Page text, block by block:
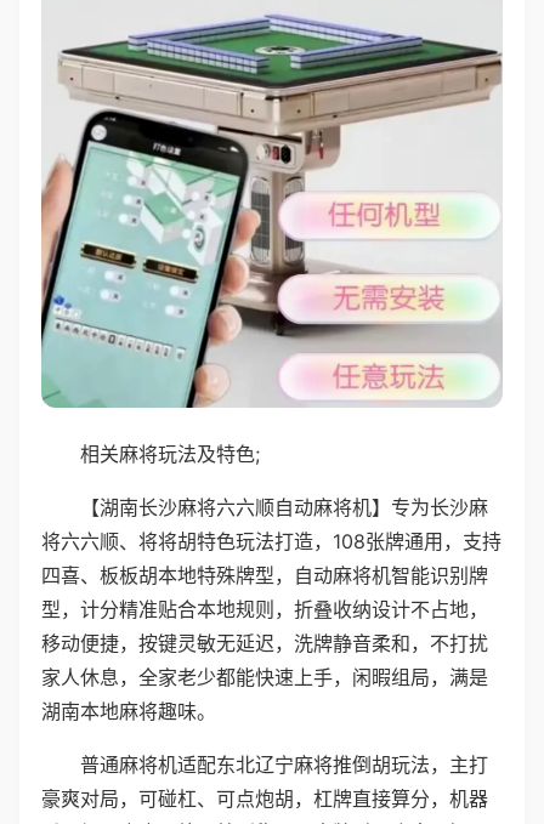
相关麻将玩法及特色;
【湖南长沙麻将六六顺自动麻将机】专为长沙麻
将六六顺、将将胡特色玩法打造，108张牌通用，支持
四喜、板板胡本地特殊牌型，自动麻将机智能识别牌
型，计分精准贴合本地规则，折叠收纳设计不占地，
移动便捷，按键灵敏无延迟，洗牌静音柔和，不打扰
家人休息，全家老少都能快速上手，闲暇组局，满是
湖南本地麻将趣味。
普通麻将机适配东北辽宁麻将推倒胡玩法，主打
豪爽对局，可碰杠、可点炮胡，杠牌直接算分，机器